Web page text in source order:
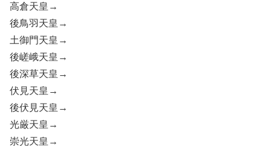
高倉天皇→
後鳥羽天皇→
土御門天皇→
後嵯峨天皇→
後深草天皇→
伏見天皇→
後伏見天皇→
光厳天皇→
崇光天皇→